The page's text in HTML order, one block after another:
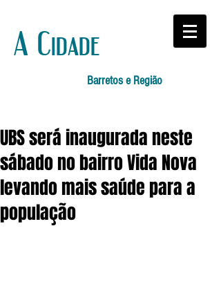
A Cidade
Barretos e Região
UBS será inaugurada neste
sábado no bairro Vida Nova
levando mais saúde para a
população